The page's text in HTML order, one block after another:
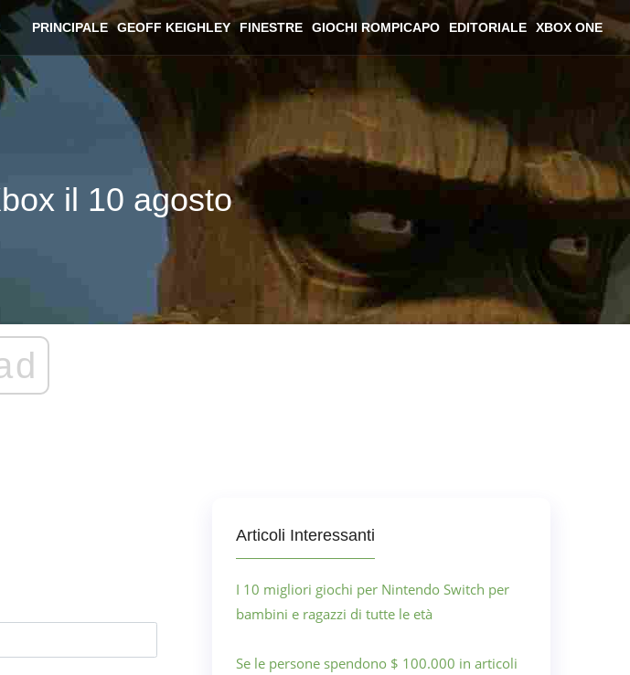
PRINCIPALE GEOFF KEIGHLEY FINESTRE GIOCHI ROMPICAPO EDITORIALE XBOX ONE
il 10 agosto
Articoli Interessanti
I 10 migliori giochi per Nintendo Switch per
bambini e ragazzi di tutte le età
Se le persone spendono $ 100.000 in articoli